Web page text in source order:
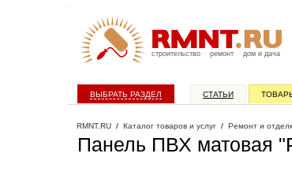
строительство ремонт дом и дача
ВЫБРАТЬ РАЗДЕЛ СТАТЬИ
RMNT.RU / Каталог товаров и услуг / Ремонт и
Панель ПВХ матовая